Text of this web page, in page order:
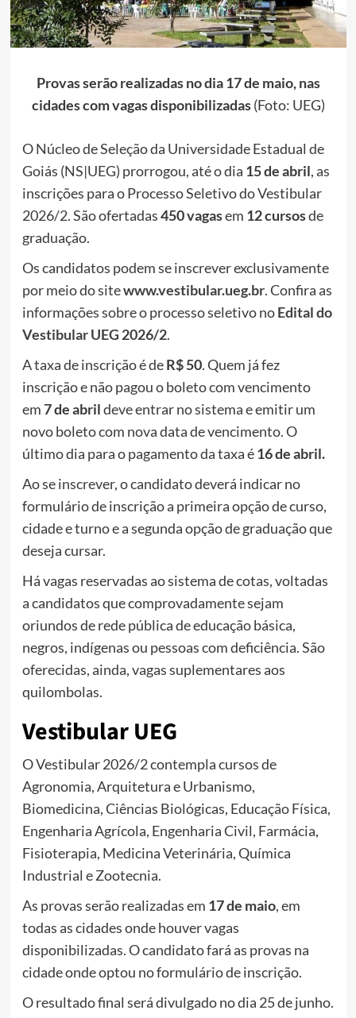
Provas serão realizadas no dia 17 de maio, nas
cidades com vagas disponibilizadas(Foto: UEG)
O Núcleo de Seleção da Universidade Estadual de
Goiás (NS|UEG) prorrogou, até o dia 15 de abril, as
inscrições para o Processo Seletivo do Vestibular
2026/2. São ofertadas450 vagasem 12 cursosde
graduação.
Os candidatos podem se inscrever exclusivamente
por meio do sitewww.vestibular.ueg.br. Confira as
informações sobre o processo seletivo noEdital do
Vestibular UEG 2026/2.
A taxa de inscrição é deR$ 50. Quem já fez
inscrição e não pagou o boleto com vencimento
em7 de abrildeve entrar no sistema e emitir um
novo boleto com nova data de vencimento. O
último dia para o pagamento da taxa é16 de abril.
Ao se inscrever, o candidato deverá indicar no
formulário de inscrição a primeira opção de curso,
cidade e turno e a segunda opção de graduação que
deseja cursar.
Há vagas reservadas ao sistema de cotas, voltadas
a candidatos que comprovadamente sejam
oriundos de rede pública de educação básica,
negros, indígenas ou pessoas com deficiência. São
oferecidas, ainda, vagas suplementares aos
quilombolas.
Vestibular UEG
O Vestibular 2026/2 contempla cursos de
Agronomia, Arquitetura e Urbanismo,
Biomedicina, Ciências Biológicas, Educação Física,
Engenharia Agrícola, Engenharia Civil, Farmácia,
Fisioterapia, Medicina Veterinária, Química
Industrial e Zootecnia.
As provas serão realizadas em 17 de maio, em
todas as cidades onde houver vagas
disponibilizadas. O candidato fará as provas na
cidade onde optou no formulário de inscrição.
O resultado final será divulgado no dia 25 de junho.